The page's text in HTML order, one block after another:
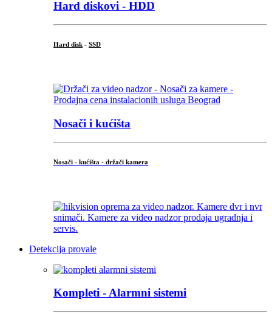
Hard diskovi - HDD
Hard disk - SSD
Nosači i kućišta
Nosači - kućišta - držači kamera
Detekcija provale
Kompleti - Alarmni sistemi